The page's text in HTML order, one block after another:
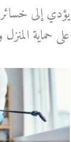
يؤدي إلى خسائر
على حماية